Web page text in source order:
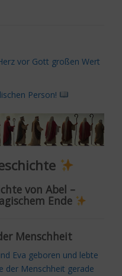
vor Gott großen Wert
Person!
von Abel –
Ende
Menschheit
Eva geboren und lebte
der Menschheit gerade